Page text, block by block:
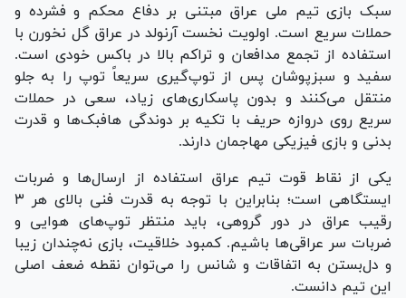
سبک بازی تیم ملی عراق مبتنی بر دفاع محکم و فشرده و
حملات سریع است. اولویت نخست آرنولد در عراق گل نخورن با
استفاده از تجمع مدافعان و تراکم بالا در باکس خودی است.
سفید و سبزپوشان پس از توپ‌گیری سریعاً توپ را به جلو
منتقل می‌کنند و بدون پاسکاری‌های زیاد، سعی در حملات
سریع روی دروازه حریف با تکیه بر دوندگی هافبک‌ها و قدرت
بدنی و بازی فیزیکی مهاجمان دارند.
یکی از نقاط قوت تیم عراق استفاده از ارسال‌ها و ضربات
ایستگاهی است؛ بنابراین با توجه به قدرت فنی بالای هر ۳
رقیب عراق در دور گروهی، باید منتظر توپ‌های هوایی و
ضربات سر عراقی‌ها باشیم. کمبود خلاقیت، بازی نه‌چندان زیبا
و دل‌بستن به اتفاقات و شانس را می‌توان نقطه ضعف اصلی
این تیم دانست.